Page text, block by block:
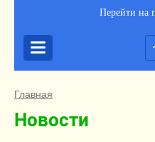
Перейти на
Главная
Новости